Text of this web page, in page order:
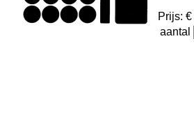
Prijs:
aantal